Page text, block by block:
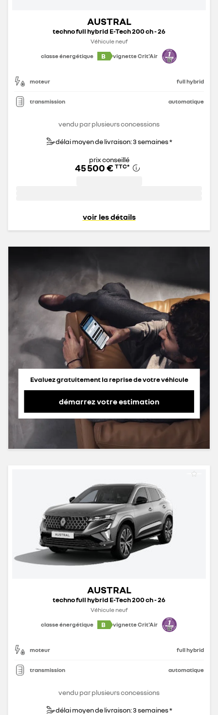
AUSTRAL
techno full hybrid E-Tech 200 ch - 26
Véhicule neuf
classe énergétique
B vignette Crit'Air
moteur full hybrid
transmission automatique
vendu par plusieurs concessions
délai moyen de livraison: 3 semaines *
prix conseillé
45 500 € TTC*
voir les détails
Evaluez gratuitement la reprise de votre véhicule
démarrez votre estimation
AUSTRAL
techno full hybrid E-Tech 200 ch - 26
Véhicule neuf
classe énergétique
B vignette Crit'Air
moteur full hybrid
transmission automatique
vendu par plusieurs concessions
délai moyen de livraison: 3 semaines *